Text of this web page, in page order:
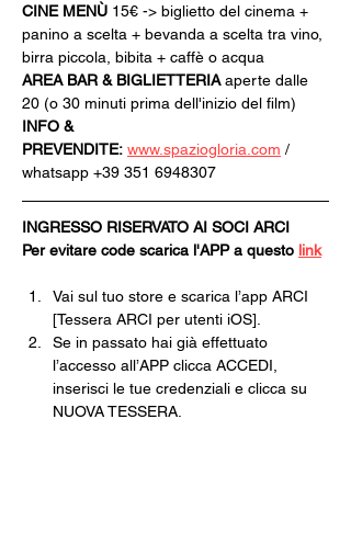
CINE MENÙ 15€ -> biglietto del cinema +
panino a scelta + bevanda a scelta tra vino,
birra piccola, bibita + caffè o acqua
AREA BAR & BIGLIETTERIA aperte dalle
20 (o 30 minuti prima dell'inizio del film)
INFO &
PREVENDITE: www.spaziogloria.com /
whatsapp +39 351 6948307
INGRESSO RISERVATO AI SOCI ARCI
Per evitare code scarica l'APP a questo link
Vai sul tuo store e scarica l’app ARCI
[Tessera ARCI per utenti iOS].
Se in passato hai già effettuato
l’accesso all’APP clicca ACCEDI,
inserisci le tue credenziali e clicca su
NUOVA TESSERA.